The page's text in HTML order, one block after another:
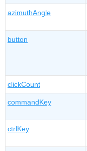
azimuthAngle
button
clickCount
commandKey
ctrlKey